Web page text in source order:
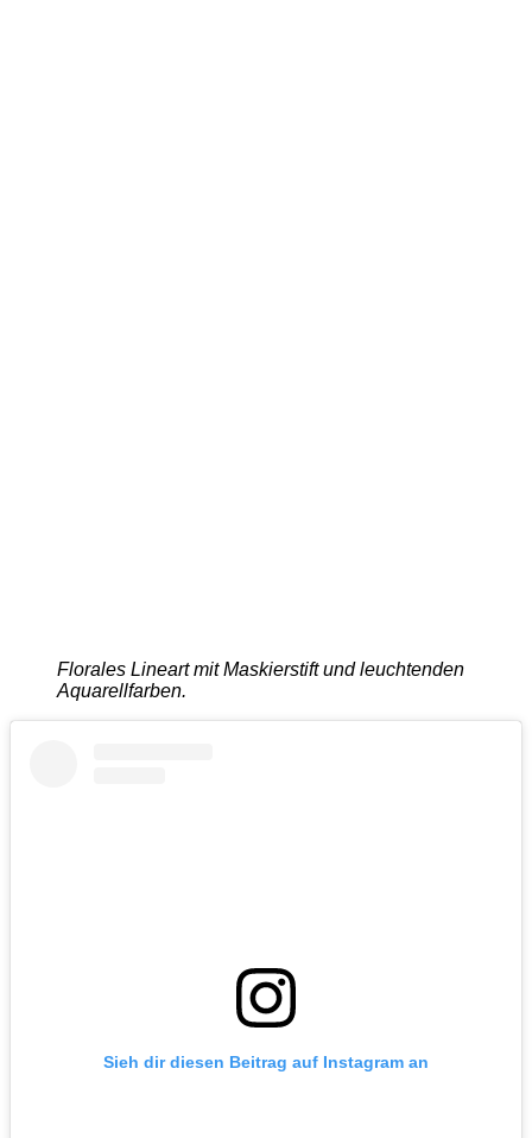
Florales Lineart mit Maskierstift und leuchtenden
Aquarellfarben.
Sieh dir diesen Beitrag auf Instagram an